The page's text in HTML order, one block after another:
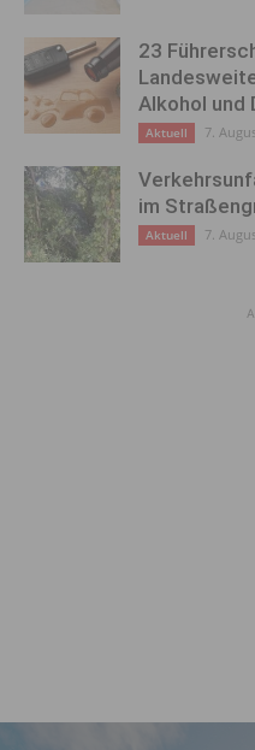
23
Alkohol und
Aktuell 7.
im
Aktuell 7.